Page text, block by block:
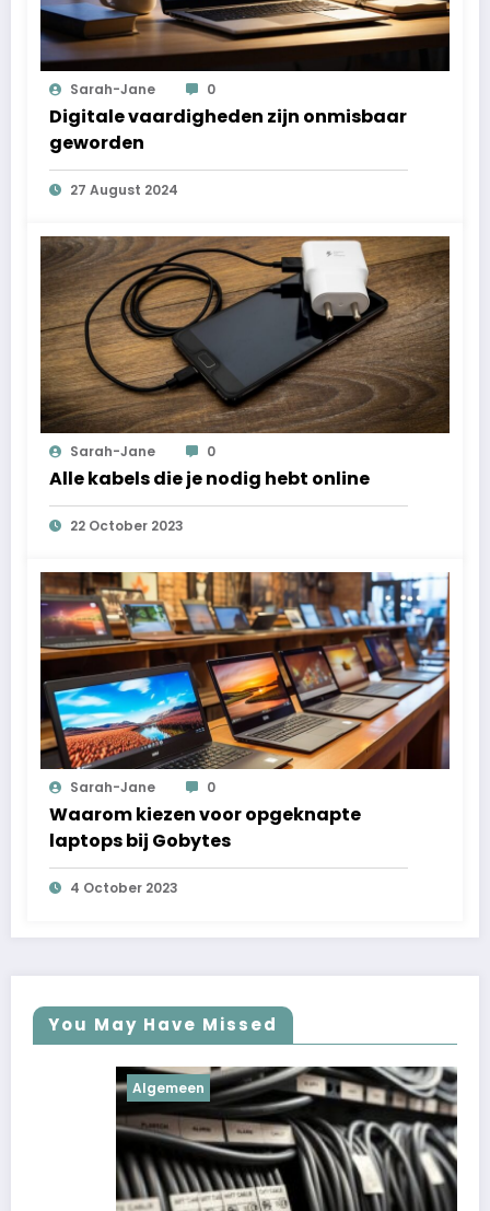
Sarah-Jane 0
Digitale vaardigheden zijn onmisbaar
geworden
27 August 2024
Sarah-Jane 0
Alle kabels die je nodig hebt online
22 October 2023
Sarah-Jane 0
Waarom kiezen voor opgeknapte
laptops bij Gobytes
4 October 2023
You May Have Missed
Algemeen